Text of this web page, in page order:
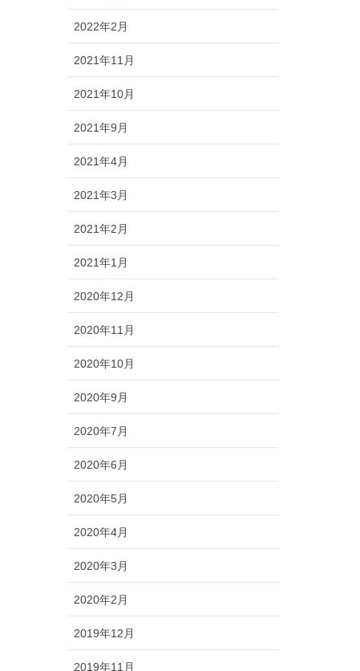
2022年2月
2021年11月
2021年10月
2021年9月
2021年4月
2021年3月
2021年2月
2021年1月
2020年12月
2020年11月
2020年10月
2020年9月
2020年7月
2020年6月
2020年5月
2020年4月
2020年3月
2020年2月
2019年12月
2019年11月